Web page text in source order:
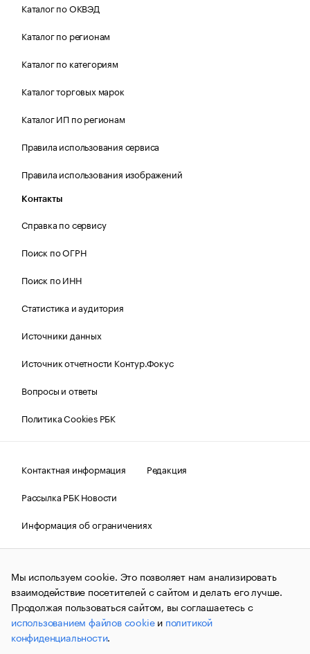
Каталог по ОКВЭД
Каталог по регионам
Каталог по категориям
Каталог торговых марок
Каталог ИП по регионам
Правила использования сервиса
Правила использования изображений
Контакты
Справка по сервису
Поиск по ОГРН
Поиск по ИНН
Статистика и аудитория
Источники данных
Источник отчетности Контур.Фокус
Вопросы и ответы
Политика Cookies РБК
Контактная информация
Редакция
Рассылка РБК Новости
Информация об ограничениях
Правовая информация
О соблюдении авторских прав
© АО «РОСБИЗНЕСКОНСАЛТИНГ»,1995–2026.Сообщения
и материалы информационного агентства «РБК»
(зарегистрировано Федеральной службой по надзору в сфере
связи, информационных технологий и массовых
коммуникаций (Роскомнадзор) 09.12.2015 за номером ИА
№ФС77-63848) сопровождаются пометкой «РБК». Отдельные
публикации могут содержать информацию,
Мы используем cookie. Это позволяет нам анализировать
взаимодействие посетителей с сайтом и делать его лучше.
Продолжая пользоваться сайтом, вы соглашаетесь с
использованием файлов cookieи политикой
конфиденциальности.